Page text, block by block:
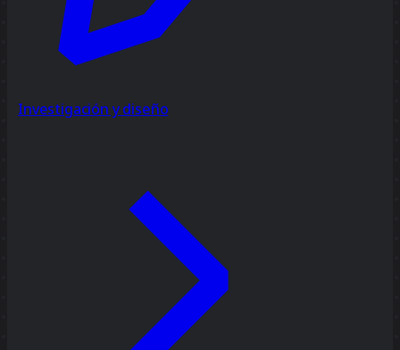
Investigación y diseño